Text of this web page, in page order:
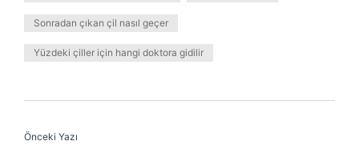
Sonradan çıkan çil nasıl geçer
Yüzdeki çiller için hangi doktora gidilir
Önceki Yazı